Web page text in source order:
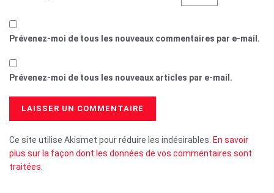
Prévenez-moi de tous les nouveaux commentaires par e-mail.
Prévenez-moi de tous les nouveaux articles par e-mail.
Ce site utilise Akismet pour réduire les indésirables. En savoir
plus sur la façon dont les données de vos commentaires sont
traitées